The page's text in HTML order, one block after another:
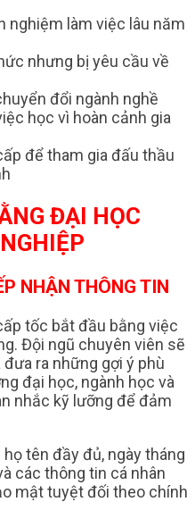
nghiệm làm việc lâu năm
nhưng bị yêu cầu về
đổi ngành nghề
học vì hoàn cảnh gia
để tham gia đấu thầu
ĐẠI HỌC
NHẬN THÔNG TIN
tốc bắt đầu bằng việc
Đội ngũ chuyên viên sẽ
ra những gợi ý phù
đại học, ngành học và
nhắc kỹ lưỡng để đảm
tên đầy đủ, ngày tháng
các thông tin cá nhân
mật tuyệt đối theo chính